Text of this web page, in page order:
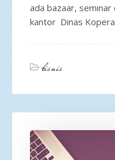
ada bazaar, seminar
kantor Dinas
bisnis